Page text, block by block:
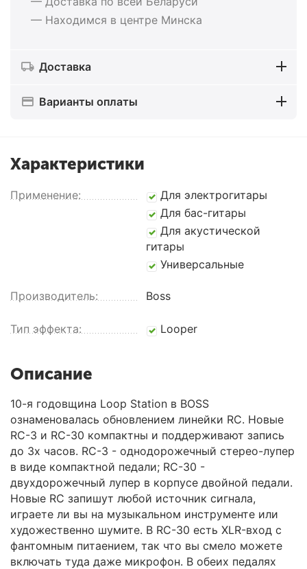
— Находимся в центре Минска
Доставка
Варианты оплаты
Характеристики
Применение:
Для электрогитары
Для бас-гитары
Для акустической
гитары
Универсальные
Производитель: Boss
Тип эффекта: Looper
Описание
10-я годовщина Loop Station в BOSS
ознаменовалась обновлением линейки RC. Новые
RC-3 и RC-30 компактны и поддерживают запись
до 3х часов. RC-3 - однодорожечный стерео-лупер
в виде компактной педали; RC-30 -
двухдорожечный лупер в корпусе двойной педали.
Новые RC запишут любой источник сигнала,
играете ли вы на музыкальном инструменте или
художественно шумите. В RC-30 есть XLR-вход с
фантомным питаением, так что вы смело можете
включать туда даже микрофон. В обеих педалях